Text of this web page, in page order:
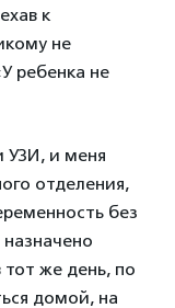
к
не
ребенка не
УЗИ, и меня
отделения,
без
тот же день, по
домой, на